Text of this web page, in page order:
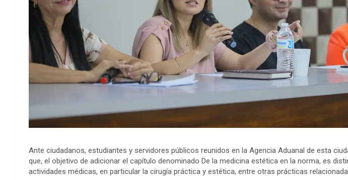
Ante ciudadanos, estudiantes y servidores públicos reunidos en la Agencia Aduanal de esta
que, el objetivo de adicionar el capítulo denominado De la medicina estética en la norma, es
actividades médicas, en particular la cirugía práctica y estética, entre otras prácticas